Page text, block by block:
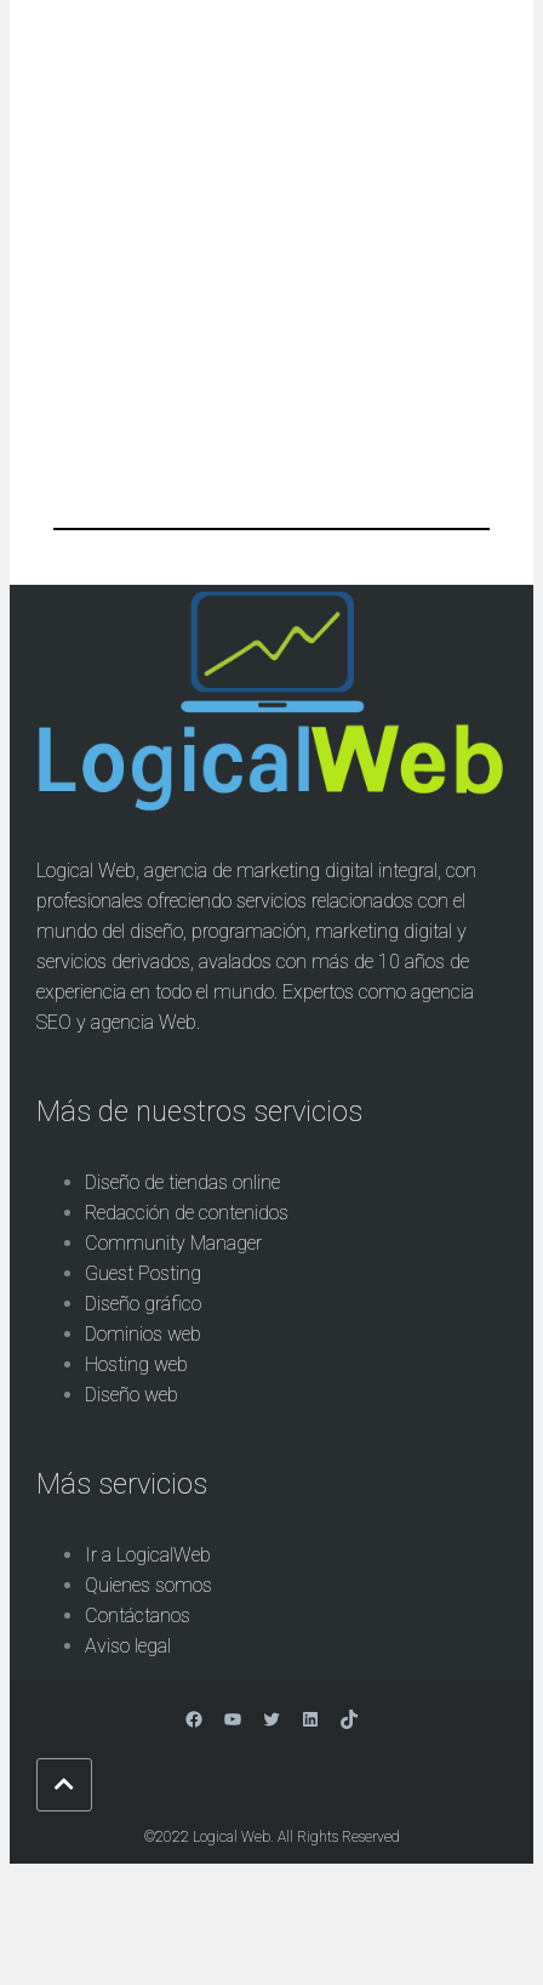
Logical Web, agencia de marketing digital integral, con
profesionales ofreciendo servicios relacionados con el
mundo del diseño, programación, marketing digital y
servicios derivados, avalados con más de 10 años de
experiencia en todo el mundo. Expertos como agencia
SEO y agencia Web.
Más de nuestros servicios
Diseño de tiendas online
Redacción de contenidos
Community Manager
Guest Posting
Diseño gráfico
Dominios web
Hosting web
Diseño web
Más servicios
Ir a LogicalWeb
Quienes somos
Contáctanos
Aviso legal
Facebook YouTube Twitter LinkedIn TikTok
©2022 Logical Web. All Rights Reserved